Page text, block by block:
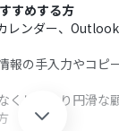
すめする方
ンダー、
報の手入力やコピ
くし、より円滑な